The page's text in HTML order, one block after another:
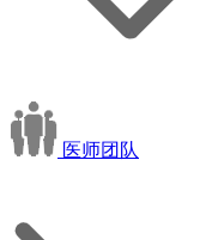
医师团队